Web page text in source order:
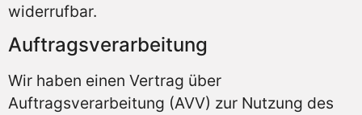
widerrufbar.
Auftragsverarbeitung
Wir haben einen Vertrag über
Auftragsverarbeitung (AVV) zur Nutzung des